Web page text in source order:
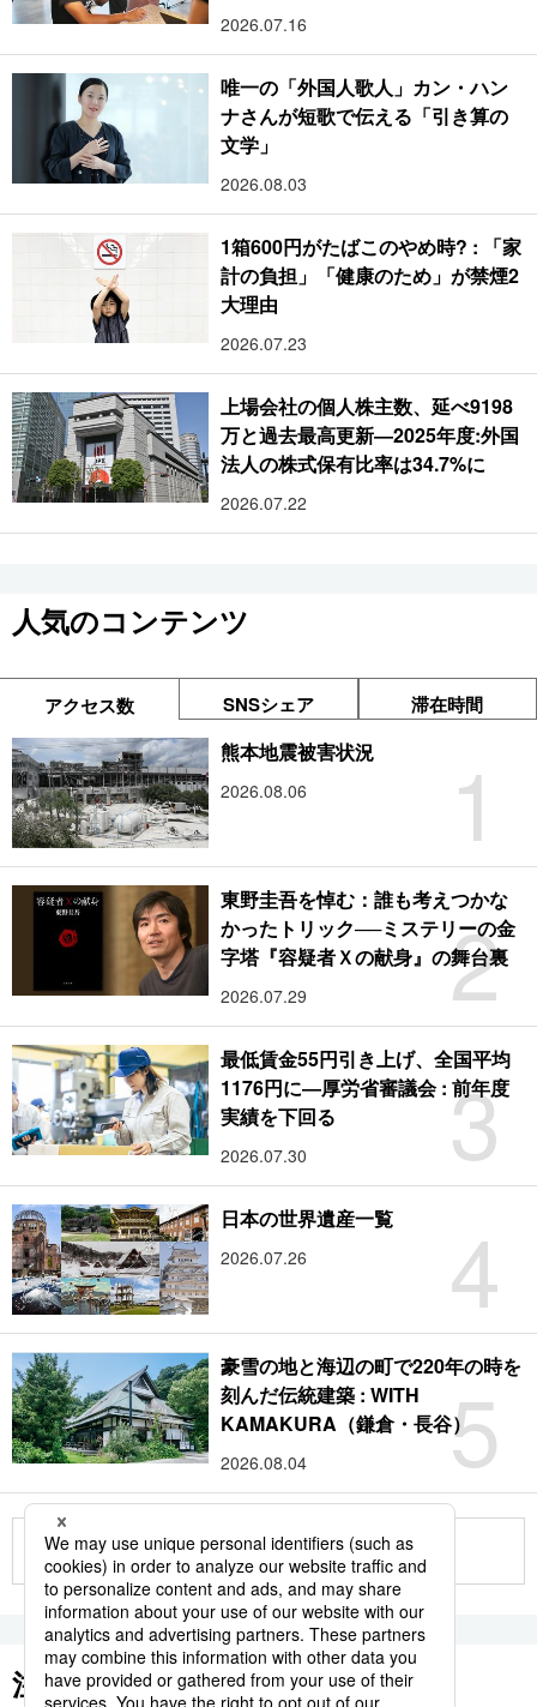
2026.07.16
唯一の「外国人歌人」カン・ハン
ナさんが短歌で伝える「引き算の
文学」
2026.08.03
1箱600円がたばこのやめ時? : 「家
計の負担」「健康のため」が禁煙2
大理由
2026.07.23
上場会社の個人株主数、延べ9198
万と過去最高更新―2025年度:外国
法人の株式保有比率は34.7%に
2026.07.22
人気のコンテンツ
アクセス数 SNSシェア 滞在時間
1
熊本地震被害状況
2026.08.06
2
東野圭吾を悼む：誰も考えつかな
かったトリック──ミステリーの金
字塔『容疑者Ｘの献身』の舞台裏
2026.07.29
3
最低賃金55円引き上げ、全国平均
1176円に―厚労省審議会 : 前年度
実績を下回る
2026.07.30
4
日本の世界遺産一覧
2026.07.26
5
豪雪の地と海辺の町で220年の時を
刻んだ伝統建築 : WITH
KAMAKURA（鎌倉・長谷）
2026.08.04
もっと見る
注目のキーワード